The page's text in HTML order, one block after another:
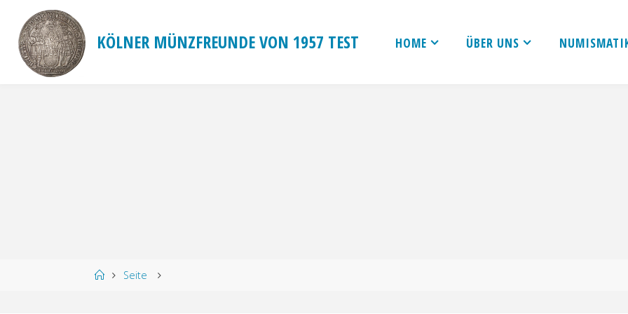
Inhalt
springen
KÖLNER MÜNZFREUNDE VON 1957 TEST HOME ÜBER UNS
StartSeite